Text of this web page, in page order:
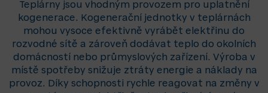
Teplárny jsou vhodným provozem pro uplatnění
kogenerace. Kogenerační jednotky v teplárnách
mohou vysoce efektivně vyrábět elektřinu do
rozvodné sítě a zároveň dodávat teplo do okolních
domácností nebo průmyslových zařízení. Výroba v
místě spotřeby snižuje ztráty energie a náklady na
provoz. Díky schopnosti rychle reagovat na změny v